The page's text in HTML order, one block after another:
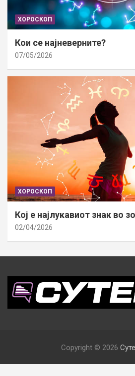
ХОРОСКОП
Кои се најневерните?
07/05/2026
ХОРОСКОП
Кој е најлукавиот знак во
02/04/2026
Copyright © 2026